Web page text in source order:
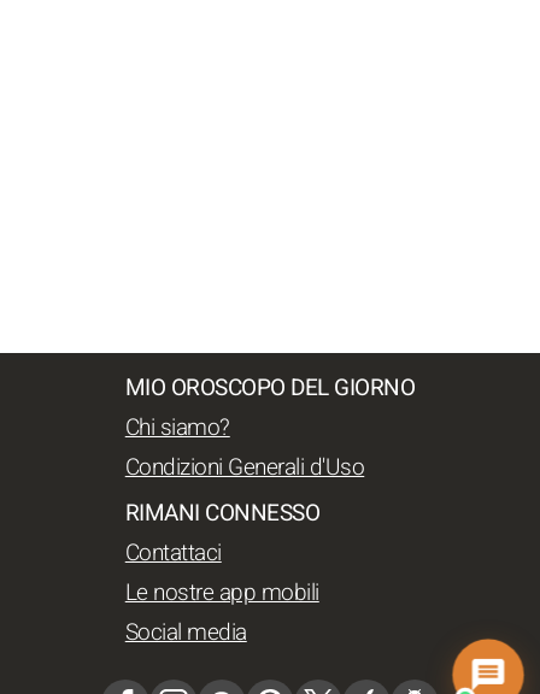
MIO OROSCOPO DEL GIORNO
Chi siamo?
Condizioni Generali d'Uso
RIMANI CONNESSO
Contattaci
Le nostre app mobili
Social media